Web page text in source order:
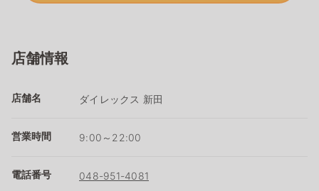
店舗情報
店舗名 ダイレックス 新田
営業時間 9:00～22:00
電話番号 048-951-4081